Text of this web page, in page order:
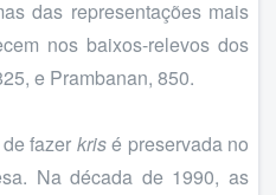
das representações mais
nos baixos-relevos dos
e Prambanan, 850.
fazer krisé preservada no
Na década de 1990, as